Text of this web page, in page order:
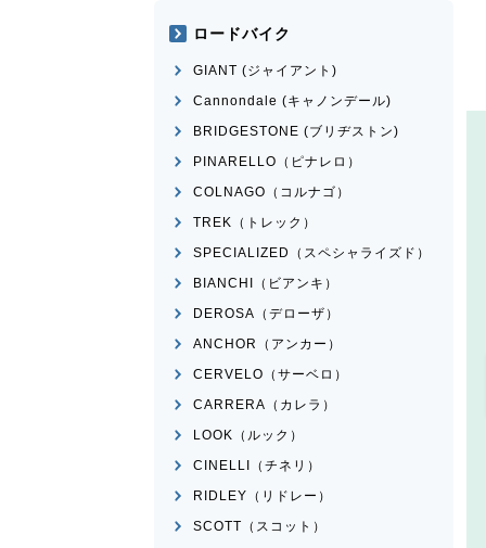
ロードバイク
GIANT (ジャイアント)
Cannondale (キャノンデール)
BRIDGESTONE (ブリヂストン)
PINARELLO（ピナレロ）
COLNAGO（コルナゴ）
TREK（トレック）
SPECIALIZED（スペシャライズド）
BIANCHI（ビアンキ）
DEROSA（デローザ）
ANCHOR（アンカー）
CERVELO（サーベロ）
CARRERA（カレラ）
LOOK（ルック）
CINELLI（チネリ）
RIDLEY（リドレー）
SCOTT（スコット）